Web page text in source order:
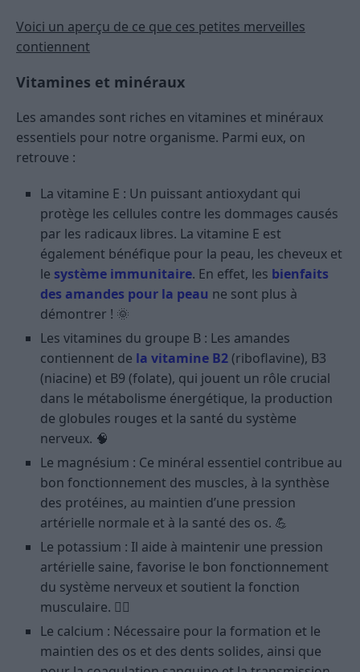
Voici un aperçu de ce que ces petites merveilles
contiennent
Vitamines et minéraux
Les amandes sont riches en vitamines et minéraux
essentiels pour notre organisme. Parmi eux, on
retrouve :
La vitamine E : Un puissant antioxydant qui
protège les cellules contre les dommages causés
par les radicaux libres. La vitamine E est
également bénéfique pour la peau, les cheveux et
le système immunitaire. En effet, les bienfaits
des amandes pour la peau ne sont plus à
démontrer ! 🌞
Les vitamines du groupe B : Les amandes
contiennent de la vitamine B2 (riboflavine), B3
(niacine) et B9 (folate), qui jouent un rôle crucial
dans le métabolisme énergétique, la production
de globules rouges et la santé du système
nerveux. 🧠
Le magnésium : Ce minéral essentiel contribue au
bon fonctionnement des muscles, à la synthèse
des protéines, au maintien d’une pression
artérielle normale et à la santé des os. 💪
Le potassium : Il aide à maintenir une pression
artérielle saine, favorise le bon fonctionnement
du système nerveux et soutient la fonction
musculaire. 🏃‍♂️
Le calcium : Nécessaire pour la formation et le
maintien des os et des dents solides, ainsi que